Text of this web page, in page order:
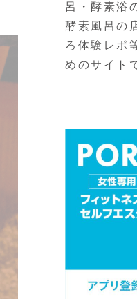
呂・酵素浴
酵素風呂の
ろ体験レポ
めのサイト